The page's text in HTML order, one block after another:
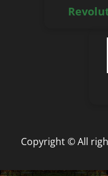
Copyright © All